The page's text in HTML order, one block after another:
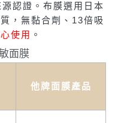
認證。布膜選用日本
，無黏合劑、13倍吸
使用 。
他牌面膜產品